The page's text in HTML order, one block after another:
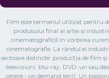
Film este termenul utilizat pentru
produsului final al artei și
cinematografică în vorbirea
cinematografie. La rândul ei
sectoare distincte: producția de film
televiziuni, blu-ray, DVD-uri sau
cerere - on demand (en)). Un